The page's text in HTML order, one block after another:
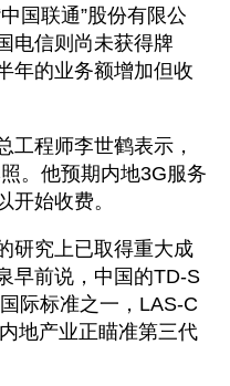
国联通”股份有限公
电信则尚未获得牌
年的业务额增加但收
工程师李世鹤表示，
。他预期内地3G服务
开始收费。
研究上已取得重大成
早前说，中国的TD-S
际标准之一，LAS-C
地产业正瞄准第三代